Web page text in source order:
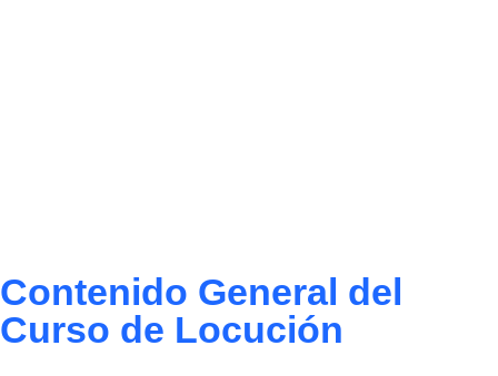
Contenido General del
Curso de Locución